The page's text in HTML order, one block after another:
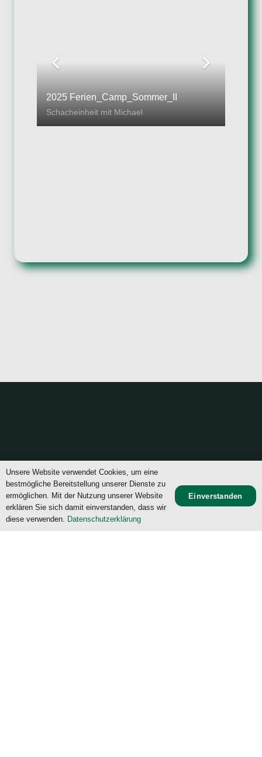
2025 Ferien_Camp_Sommer_II
Schacheinheit mit Michael
Unsere Website verwendet Cookies, um eine
bestmögliche Bereitstellung unserer Dienste zu
ermöglichen. Mit der Nutzung unserer Website
erklären Sie sich damit einverstanden, dass wir
diese verwenden. Datenschutzerklärung
Einverstanden